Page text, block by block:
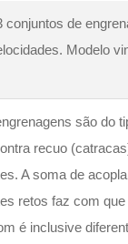
faz com que,
aleatórias (por
sustos e
de utilizar
colateral: O torque